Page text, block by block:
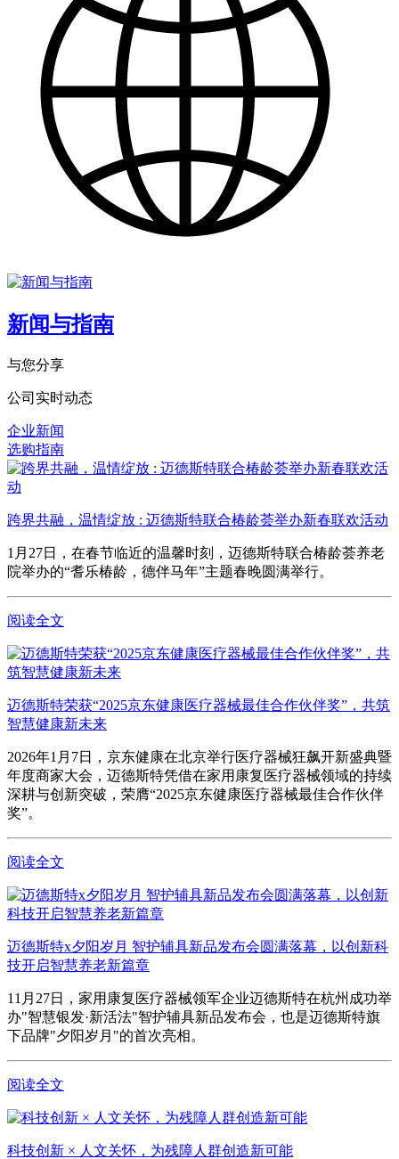
新闻与指南
与您分享
公司实时动态
企业新闻
选购指南
跨界共融，温情绽放 : 迈德斯特联合椿龄荟举办新春联欢活动
1月27日，在春节临近的温馨时刻，迈德斯特联合椿龄荟养老
院举办的“耆乐椿龄，德伴马年”主题春晚圆满举行。
阅读全文
迈德斯特荣获“2025京东健康医疗器械最佳合作伙伴奖”，共筑
智慧健康新未来
2026年1月7日，京东健康在北京举行医疗器械狂飙开新盛典暨
年度商家大会，迈德斯特凭借在家用康复医疗器械领域的持续
深耕与创新突破，荣膺“2025京东健康医疗器械最佳合作伙伴
奖”。
阅读全文
迈德斯特x夕阳岁月 智护辅具新品发布会圆满落幕，以创新科
技开启智慧养老新篇章
11月27日，家用康复医疗器械领军企业迈德斯特在杭州成功举
办"智慧银发·新活法"智护辅具新品发布会，也是迈德斯特旗
下品牌"夕阳岁月"的首次亮相。
阅读全文
科技创新 × 人文关怀，为残障人群创造新可能